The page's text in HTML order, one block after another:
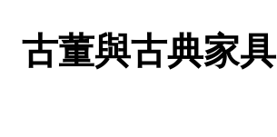
古董與古典家具